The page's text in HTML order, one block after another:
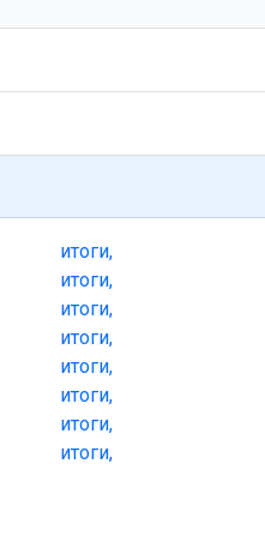
итоги,
итоги,
итоги,
итоги,
итоги,
итоги,
итоги,
итоги,